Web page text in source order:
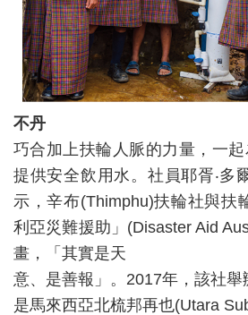
不丹
巧合加上扶輪人脈的力量，一
提供安全飲用水。社員耶胥‧多
示，辛布(Thimphu)扶輪社與扶
利亞災難援助」(Disaster Aid
畫，「其實是天
意、是善報」。2017年，該社舉
是馬來西亞北梳邦再也(Utara